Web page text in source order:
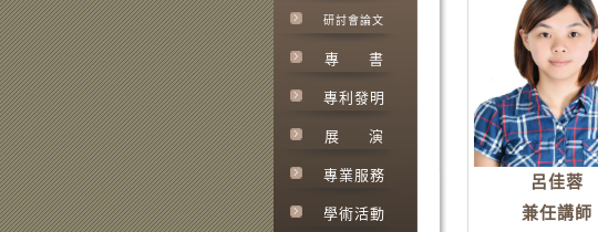
研討會論文
專 書
專利發明
展 演
專業服務
學術活動
呂佳蓉
兼任講師